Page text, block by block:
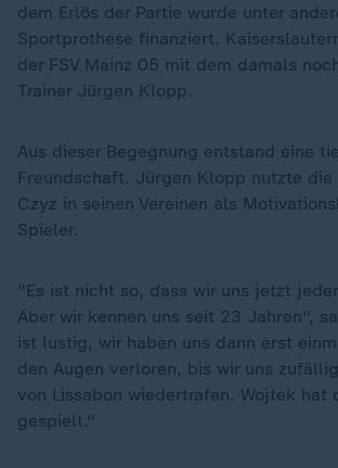
dem Erlös der Partie wurde unter
Sportprothese finanziert.
der FSV Mainz 05 mit dem damals
Trainer Jürgen Klopp.
Aus dieser Begegnung entstand eine
Freundschaft. Jürgen Klopp nutzte die
Czyz in seinen Vereinen als
Spieler.
"Es ist nicht so, dass wir uns jetzt
Aber wir kennen uns seit 23 Jahren",
ist lustig, wir haben uns dann erst
den Augen verloren, bis wir uns
von Lissabon wiedertrafen. Wojtek hat
gespielt."